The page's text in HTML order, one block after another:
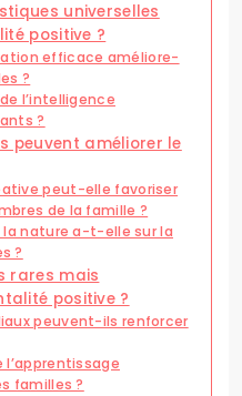
universelles
positive ?
efficace améliore-
?
l’intelligence
?
peuvent améliorer le
peut-elle favoriser
de la famille ?
la nature a-t-elle sur la
?
rares mais
positive ?
peuvent-ils renforcer
l’apprentissage
familles ?